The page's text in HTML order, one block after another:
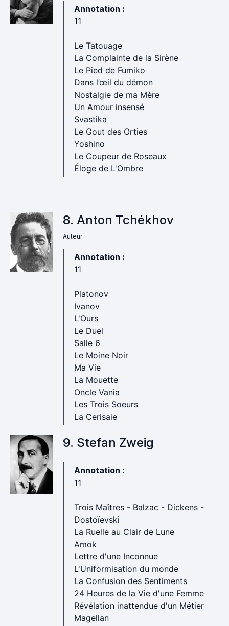
Annotation :
11
Le Tatouage
La Complainte de la Sirène
Le Pied de Fumiko
Dans l’œil du démon
Nostalgie de ma Mère
Un Amour insensé
Svastika
Le Gout des Orties
Yoshino
Le Coupeur de Roseaux
Éloge de L'Ombre
8. Anton Tchékhov
Auteur
Annotation :
11
Platonov
Ivanov
L'Ours
Le Duel
Salle 6
Le Moine Noir
Ma Vie
La Mouette
Oncle Vania
Les Trois Soeurs
La Cerisaie
9. Stefan Zweig
Annotation :
11
Trois Maîtres - Balzac - Dickens -
Dostoïevski
La Ruelle au Clair de Lune
Amok
Lettre d'une Inconnue
L'Uniformisation du monde
La Confusion des Sentiments
24 Heures de la Vie d'une Femme
Révélation inattendue d'un Métier
Magellan